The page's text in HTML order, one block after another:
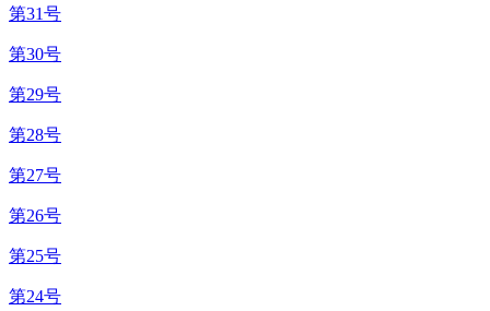
第31号
第30号
第29号
第28号
第27号
第26号
第25号
第24号